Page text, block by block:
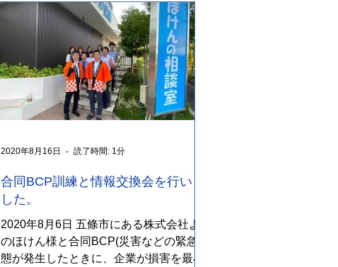
合同BCP訓練と情報交換会を行いま
した。
2020年8月6日 五條市にある株式会社よし
のほけん様と合同BCP(災害などの緊急事
態が発生したときに、企業が損害を最小
2020年8月16日 読了時間: 1分